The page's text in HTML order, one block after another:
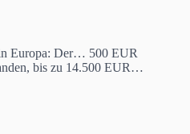
Europa: Der… 500 EUR
bis zu 14.500 EUR…